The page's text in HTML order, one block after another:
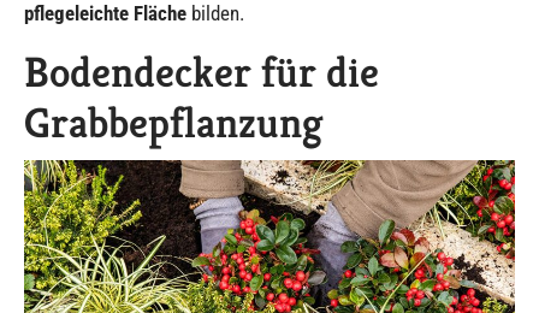
pflegeleichte Fläche bilden.
Bodendecker für die
Grabbepflanzung